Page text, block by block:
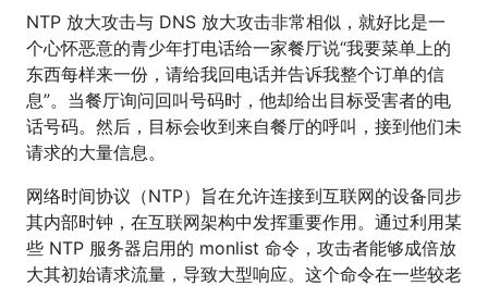
NTP 放大攻击与 DNS 放大攻击非常相似，就好比是一
个心怀恶意的青少年打电话给一家餐厅说“我要菜单上的
东西每样来一份，请给我回电话并告诉我整个订单的信
息”。当餐厅询问回叫号码时，他却给出目标受害者的电
话号码。然后，目标会收到来自餐厅的呼叫，接到他们未
请求的大量信息。
网络时间协议（NTP）旨在允许连接到互联网的设备同步
其内部时钟，在互联网架构中发挥重要作用。通过利用某
些 NTP 服务器启用的 monlist 命令，攻击者能够成倍放
大其初始请求流量，导致大型响应。这个命令在一些较老